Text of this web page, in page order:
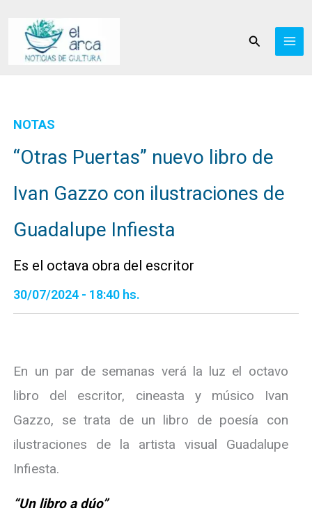
contenido
Buscar
NOTAS
“Otras Puertas” nuevo libro de
Ivan Gazzo con ilustraciones de
Guadalupe Infiesta
Es el octava obra del escritor
30/07/2024 - 18:40 hs.
En un par de semanas verá la luz el octavo
libro del escritor, cineasta y músico Ivan
Gazzo, se trata de un libro de poesía con
ilustraciones de la artista visual Guadalupe
Infiesta.
“Un libro a dúo”